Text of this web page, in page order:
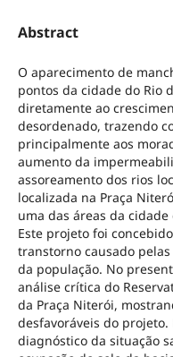
Abstract
O aparecimento de
pontos da cidade do Rio
diretamente ao
desordenado, trazendo
principalmente aos
aumento da
assoreamento dos rios
localizada na Praça
uma das áreas da
Este projeto foi
transtorno causado
da população. No
análise crítica do
da Praça Niterói,
desfavoráveis do
diagnóstico da situação